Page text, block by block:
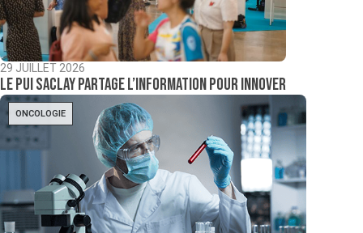
29 JUILLET 2026
Le PUI Saclay partage l’information pour innover
ONCOLOGIE